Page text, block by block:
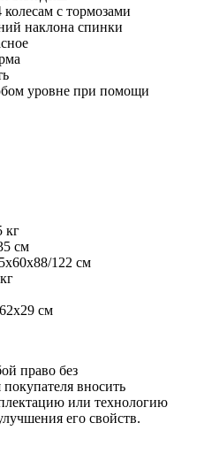
колесам с тормозами
наклона спинки
уровне при помощи
кг
см
122 см
см
право без
вносить
или технологию
его свойств.